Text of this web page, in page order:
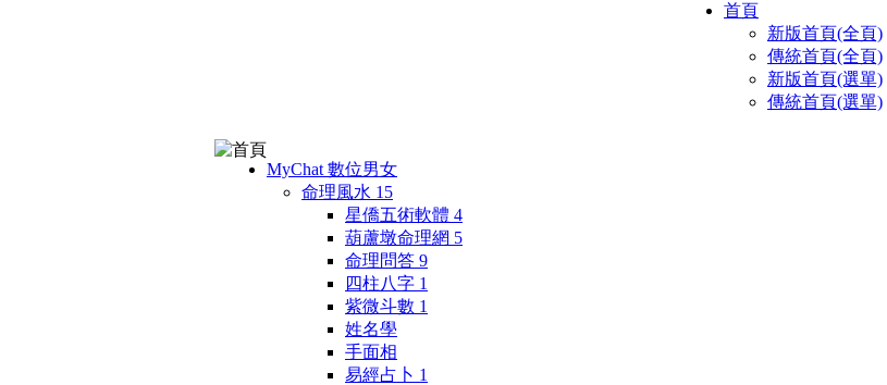
首頁
新版首頁(全頁)
傳統首頁(全頁)
新版首頁(選單)
傳統首頁(選單)
MyChat 數位男女
命理風水 15
星僑五術軟體 4
葫蘆墩命理網 5
命理問答 9
四柱八字 1
紫微斗數 1
姓名學
手面相
易經占卜 1